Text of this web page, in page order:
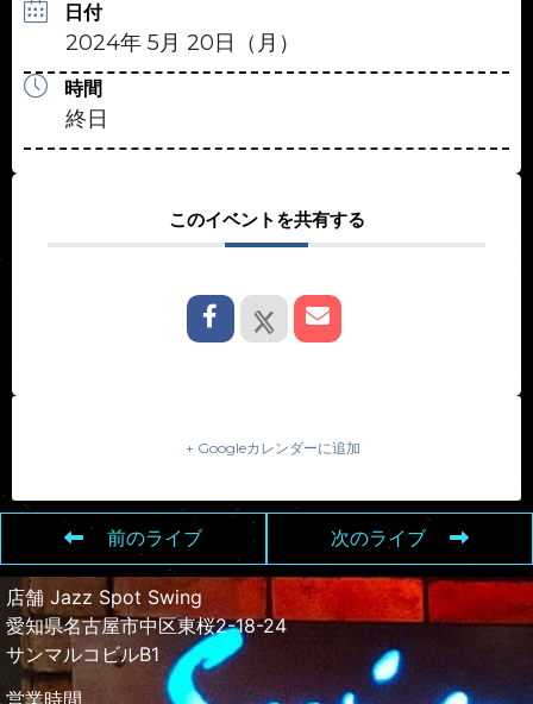
日付
2024年 5月 20日（月）
時間
終日
このイベントを共有する
+ Googleカレンダーに追加
前のライブ 次のライブ
店舗 Jazz Spot Swing
愛知県名古屋市中区東桜2-18-24
サンマルコビルB1